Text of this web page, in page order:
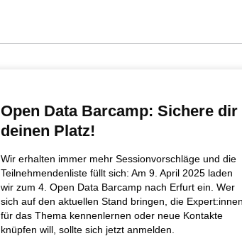
Open Data Barcamp: Sichere dir
deinen Platz!
Wir erhalten immer mehr Sessionvorschläge und die
Teilnehmendenliste füllt sich: Am 9. April 2025 laden
wir zum 4. Open Data Barcamp nach Erfurt ein. Wer
sich auf den aktuellen Stand bringen, die Expert:innen
für das Thema kennenlernen oder neue Kontakte
knüpfen will, sollte sich jetzt anmelden.